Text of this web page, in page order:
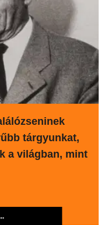
tárgyunkat,
a világban, mint